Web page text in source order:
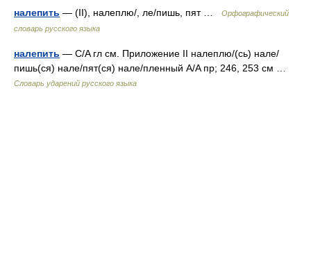
налепить — (II), налеплю/, ле/пишь, пят …
Орфографический
словарь русского языка
налепить — C/A гл см. Приложение II налеплю/(сь) нале/
пишь(ся) нале/пят(ся) нале/пленный A/A пр; 246, 253 см …
Словарь ударений русского языка